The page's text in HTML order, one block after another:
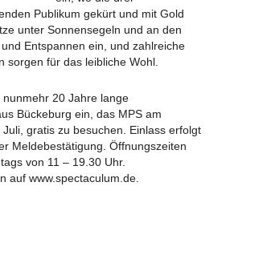
Publikum gekürt und mit Gold
unter Sonnensegeln und an den
Entspannen ein, und zahlreiche
sorgen für das leibliche Wohl.
20 Jahre lange
Bückeburg ein, das MPS am
gratis zu besuchen. Einlass erfolgt
Meldebestätigung. Öffnungszeiten
von 11 – 19.30 Uhr.
auf www.spectaculum.de.